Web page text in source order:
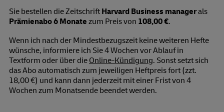
Sie bestellen die Zeitschrift Harvard Business managerals
Prämienabo 6 Monate zum Preis von 108,00 €.
Wenn ich nach der Mindestbezugszeit keine weiteren Hefte
wünsche, informiere ich Sie 4 Wochen vor Ablauf in
Textform oder über die Online-Kündigung. Sonst setzt sich
das Abo automatisch zum jeweiligen Heftpreis fort (zzt.
18,00 €) und kann dann jederzeit mit einer Frist von 4
Wochen zum Monatsende beendet werden.